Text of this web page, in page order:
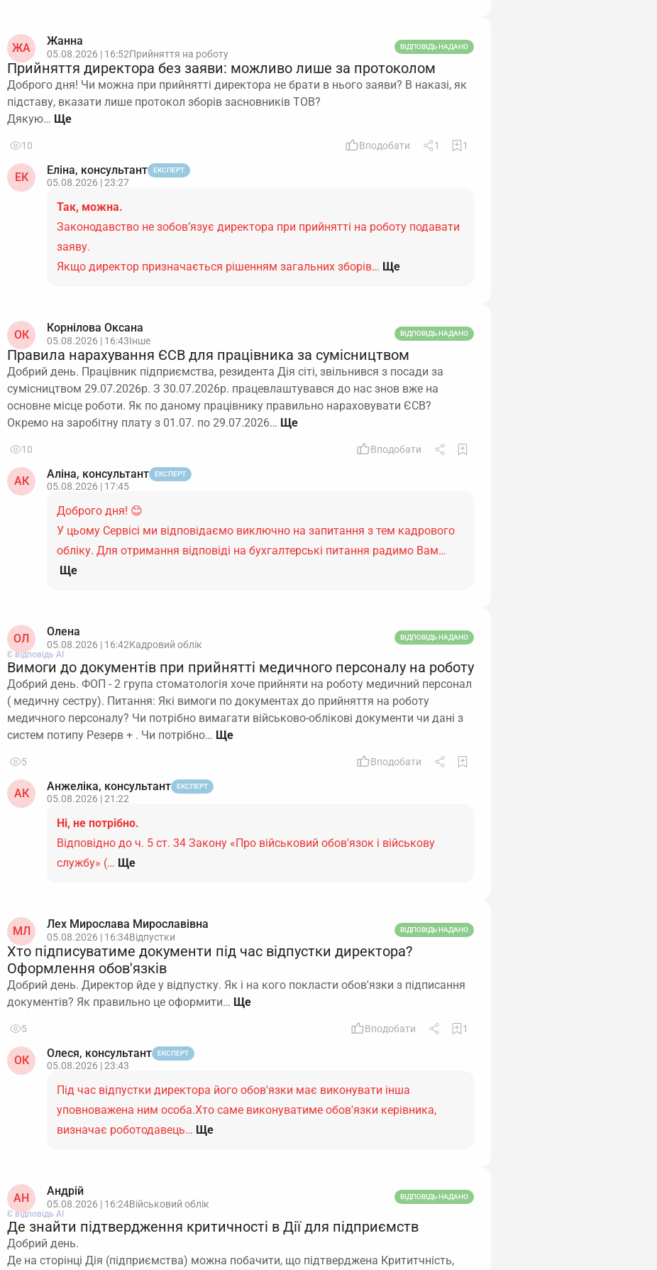
ЖА
Жанна
05.08.2026 | 16:52Прийняття на роботу
ВІДПОВІДЬ НАДАНО
Прийняття директора без заяви: можливо лише за протоколом
Доброго дня! Чи можна при прийнятті директора не брати в нього заяви? В наказі, як
підставу, вказати лише протокол зборів засновників ТОВ?
Дякую…
10 Вподобати 1 1
ЕК
Еліна, консультант ЕКСПЕРТ
05.08.2026 | 23:27
Так, можна.
Законодавство не зобов’язує директора при прийнятті на роботу подавати
заяву.
Якщо директор призначається рішенням загальних зборів… Ще
ОК
Корнілова Оксана
05.08.2026 | 16:43Інше
ВІДПОВІДЬ НАДАНО
Правила нарахування ЄСВ для працівника за сумісництвом
Добрий день. Працівник підприємства, резидента Дія сіті, звільнився з посади за
сумісництвом 29.07.2026р. З 30.07.2026р. працевлаштувався до нас знов вже на
основне місце роботи. Як по даному працівнику правильно нараховувати ЄСВ?
Окремо на заробітну плату з 01.07. по 29.07.2026…
10 Вподобати
АК
Аліна, консультант ЕКСПЕРТ
05.08.2026 | 17:45
Доброго дня! 😊
У цьому Сервісі ми відповідаємо виключно на запитання з тем кадрового
обліку. Для отримання відповіді на бухгалтерські питання радимо Вам…
Ще
ОЛ
Олена
05.08.2026 | 16:42Кадровий облік
ВІДПОВІДЬ НАДАНО
Є відповідь АІ
Вимоги до документів при прийнятті медичного персоналу на роботу
Добрий день. ФОП - 2 група стоматологія хоче прийняти на роботу медичний персонал
( медичну сестру). Питання: Які вимоги по документах до прийняття на роботу
медичного персоналу? Чи потрібно вимагати військово-облікові документи чи дані з
систем потипу Резерв + . Чи потрібно…
5 Вподобати
АК
Анжеліка, консультант ЕКСПЕРТ
05.08.2026 | 21:22
Ні, не потрібно.
Відповідно до ч. 5 ст. 34 Закону «Про військовий обов'язок і військову
службу» (… Ще
МЛ
Лех Мирослава Мирославівна
05.08.2026 | 16:34Відпустки
ВІДПОВІДЬ НАДАНО
Хто підписуватиме документи під час відпустки директора?
Оформлення обов'язків
Добрий день. Директор йде у відпустку. Як і на кого покласти обов'язки з підписання
документів? Як правильно це оформити…
5 Вподобати 1
ОК
Олеся, консультант ЕКСПЕРТ
05.08.2026 | 23:43
Під час відпустки директора його обов'язки має виконувати інша
уповноважена ним особа.Хто саме виконуватиме обов'язки керівника,
визначає роботодавець… Ще
АН
Андрій
05.08.2026 | 16:24Військовий облік
ВІДПОВІДЬ НАДАНО
Є відповідь АІ
Де знайти підтвердження критичності в Дії для підприємств
Добрий день.
Де на сторінці Дія (підприємства) можна побачити, що підтверджена Крититчність,